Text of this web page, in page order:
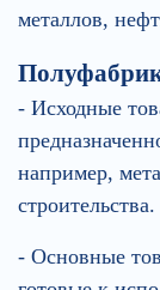
металлов,
- Исходные
например,
строительства.
- Основные